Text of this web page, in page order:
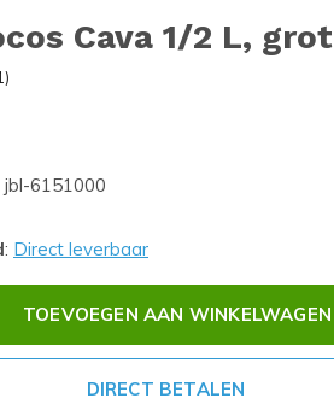
Cava 1/2 L, grot
jbl-6151000
: Direct leverbaar
TOEVOEGEN AAN WINKELWAGEN
DIRECT BETALEN